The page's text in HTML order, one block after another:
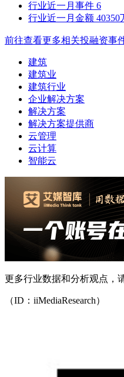
行业近一月事件 6
行业近一月金额 40350
前往查看更多相关投融资事
建筑
建筑业
建筑行业
企业解决方案
解决方案
解决方案提供商
云管理
云计算
智能云
更多行业数据和分析观点，
（ID：iiMediaResearch）